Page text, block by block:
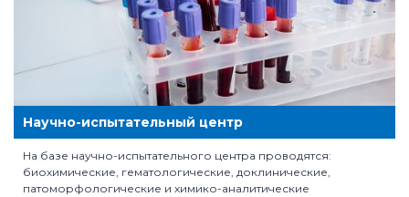
Научно-испытательный центр
На базе научно-испытательного центра проводятся:
биохимические, гематологические, доклинические,
патоморфологические и химико-аналитические